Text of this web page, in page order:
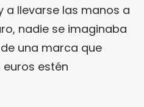
llevarse las manos a
nadie se imaginaba
una marca que
estén